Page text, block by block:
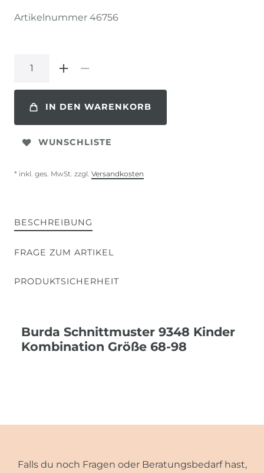
Artikelnummer 46756
IN DEN WARENKORB
WUNSCHLISTE
* inkl. ges. MwSt. zzgl. Versandkosten
BESCHREIBUNG
FRAGE ZUM ARTIKEL
PRODUKTSICHERHEIT
Burda Schnittmuster 9348 Kinder
Kombination Größe 68-98
Falls du noch Fragen oder Beratungsbedarf hast,